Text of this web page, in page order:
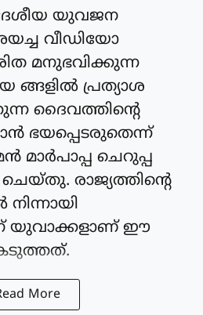
യുവജന
വീഡിയോ
മനുഭവിക്കുന്ന
പ്രത്യാശ
ദൈവത്തിന്റെ
ഭയപ്പെടരുതെന്ന്
മാര്‍പാപ്പ ചെറുപ്പ
രാജ്യത്തിന്റെ
നിന്നായി
യുവാക്കളാണ് ഈ
More